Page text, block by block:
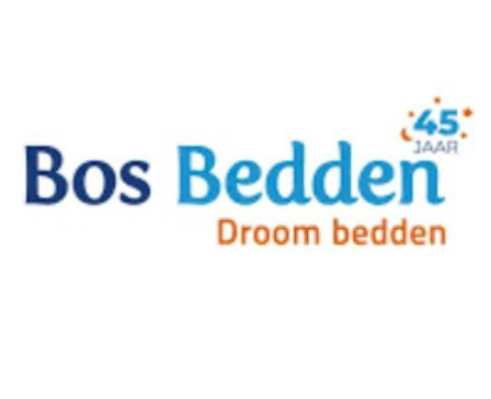
Gerelateerde artikelen